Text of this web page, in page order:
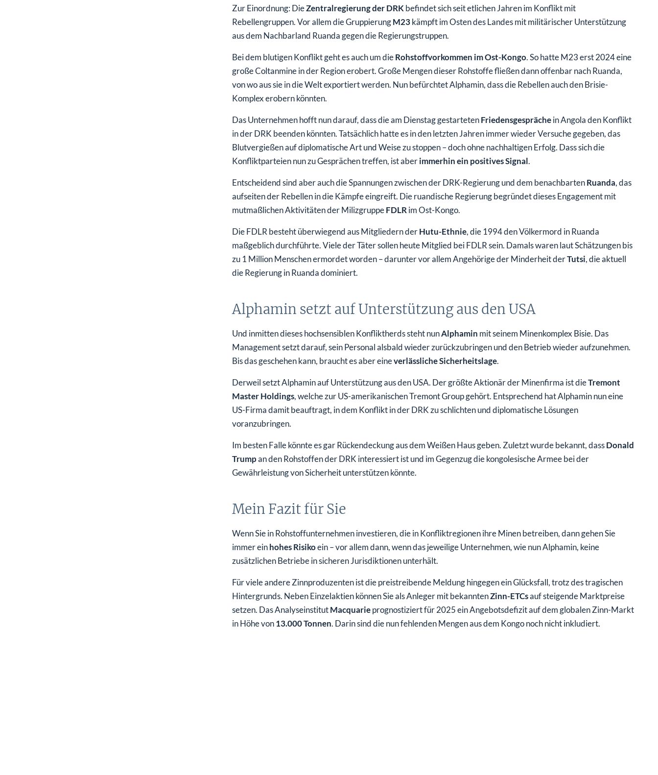
Zur Einordnung: DieZentralregierung der DRKbefindet sich seit etlichen Jahren im Konflikt mit
Rebellengruppen. Vor allem die GruppierungM23kämpft im Osten des Landes mit militärischer Unterstützung
aus dem Nachbarland Ruanda gegen die Regierungstruppen.
Bei dem blutigen Konflikt geht es auch um dieRohstoffvorkommen im Ost-Kongo. So hatte M23 erst 2024 eine
große Coltanmine in der Region erobert. Große Mengen dieser Rohstoffe fließen dann offenbar nach Ruanda,
von wo aus sie in die Welt exportiert werden. Nun befürchtet Alphamin, dass die Rebellen auch den Brisie-
Komplex erobern könnten.
Das Unternehmen hofft nun darauf, dass die am Dienstag gestartetenFriedensgesprächein Angola den Konflikt
in der DRK beenden könnten. Tatsächlich hatte es in den letzten Jahren immer wieder Versuche gegeben, das
Blutvergießen auf diplomatische Art und Weise zu stoppen – doch ohne nachhaltigen Erfolg. Dass sich die
Konfliktparteien nun zu Gesprächen treffen, ist aberimmerhin ein positives Signal.
Entscheidend sind aber auch die Spannungen zwischen der DRK-Regierung und dem benachbartenRuanda, das
aufseiten der Rebellen in die Kämpfe eingreift. Die ruandische Regierung begründet dieses Engagement mit
mutmaßlichen Aktivitäten der MilizgruppeFDLRim Ost-Kongo.
Die FDLR besteht überwiegend aus Mitgliedern derHutu-Ethnie, die 1994 den Völkermord in Ruanda
maßgeblich durchführte. Viele der Täter sollen heute Mitglied bei FDLR sein. Damals waren laut Schätzungen bis
zu 1 Million Menschen ermordet worden – darunter vor allem Angehörige der Minderheit derTutsi, die aktuell
die Regierung in Ruanda dominiert.
Alphamin setzt auf Unterstützung aus den USA
Und inmitten dieses hochsensiblen Konfliktherds steht nunAlphamin mit seinem Minenkomplex Bisie. Das
Management setzt darauf, sein Personal alsbald wieder zurückzubringen und den Betrieb wieder aufzunehmen.
Bis das geschehen kann, braucht es aber eineverlässliche Sicherheitslage.
Derweil setzt Alphamin auf Unterstützung aus den USA. Der größte Aktionär der Minenfirma ist dieTremont
Master Holdings, welche zur US-amerikanischen Tremont Group gehört. Entsprechend hat Alphamin nun eine
US-Firma damit beauftragt, in dem Konflikt in der DRK zu schlichten und diplomatische Lösungen
voranzubringen.
Im besten Falle könnte es gar Rückendeckung aus dem Weißen Haus geben. Zuletzt wurde bekannt, dassDonald
Trumpan den Rohstoffen der DRK interessiert ist und im Gegenzug die kongolesische Armee bei der
Gewährleistung von Sicherheit unterstützen könnte.
Mein Fazit für Sie
Wenn Sie in Rohstoffunternehmen investieren, die in Konfliktregionen ihre Minen betreiben, dann gehen Sie
immer einhohes Risikoein – vor allem dann, wenn das jeweilige Unternehmen, wie nun Alphamin, keine
zusätzlichen Betriebe in sicheren Jurisdiktionen unterhält.
Für viele andere Zinnproduzenten ist die preistreibende Meldung hingegen ein Glücksfall, trotz des tragischen
Hintergrunds. Neben Einzelaktien können Sie als Anleger mit bekanntenZinn-ETCsauf steigende Marktpreise
setzen. Das AnalyseinstitutMacquarieprognostiziert für 2025 ein Angebotsdefizit auf dem globalen Zinn-Markt
in Höhe von13.000 Tonnen. Darin sind die nun fehlenden Mengen aus dem Kongo noch nicht inkludiert.